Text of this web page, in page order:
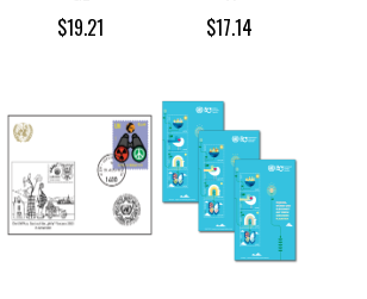
$19.21
$17.14